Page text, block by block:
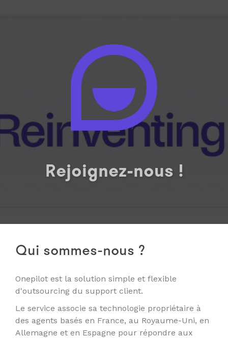
Rejoignez-nous !
Qui sommes-nous ?
Onepilot est la solution simple et flexible
d'outsourcing du support client.
Le service associe sa technologie propriétaire à
des agents basés en France, au Royaume-Uni, en
Allemagne et en Espagne pour répondre aux